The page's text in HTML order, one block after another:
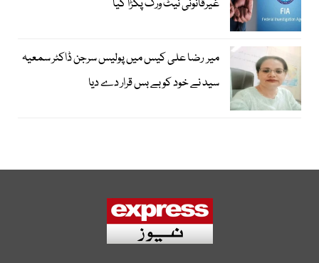
غیرقانونی نیٹ ورک پکڑا گیا
میر رضا علی کیس میں پولیس سرجن ڈاکٹر سمعیہ
سید نے خود کو بے بس قرار دے دیا